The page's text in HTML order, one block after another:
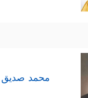
محمد صديق